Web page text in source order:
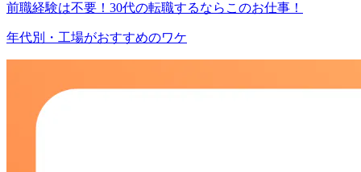
前職経験は不要！30代の転職するならこのお仕事！
年代別・工場がおすすめのワケ